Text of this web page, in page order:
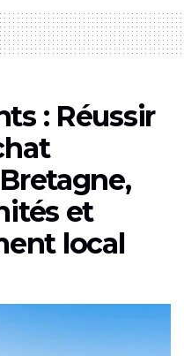
: Réussir
et
local